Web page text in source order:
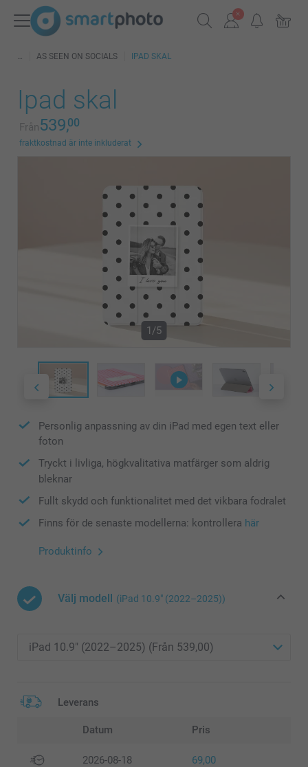
AS SEEN ON SOCIALS IPAD SKAL
Ipad skal
Från539,00
fraktkostnad är inte inkluderat
1/5
Personlig anpassning av din iPad med egen text eller
foton
Tryckt i livliga, högkvalitativa matfärger som aldrig
bleknar
Fullt skydd och funktionalitet med det vikbara fodralet
Finns för de senaste modellerna: kontrollera här
Produktinfo
Välj modell (iPad 10.9″ (2022–2025))
Leverans
Datum Pris
2026-08-18 69,00